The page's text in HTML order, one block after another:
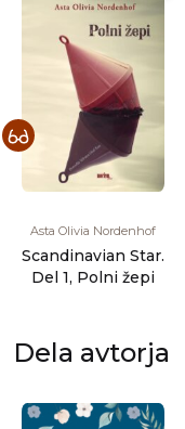
Asta Olivia Nordenhof
Scandinavian Star.
Del 1, Polni žepi
Dela avtorja